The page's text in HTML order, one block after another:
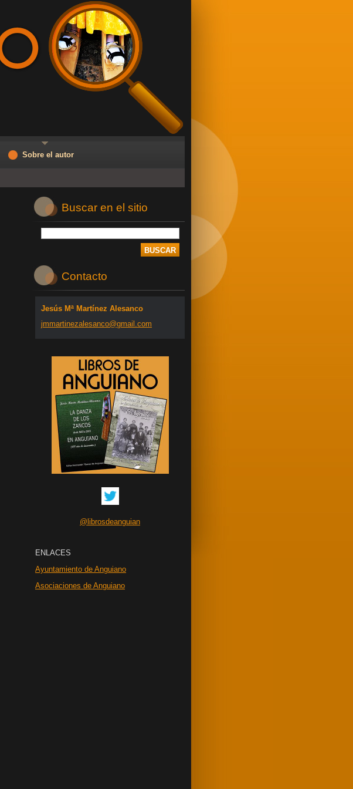
Buscar en el sitio
Contacto
Jesús Mª Martínez Alesanco
jmmartinezalesanco@gmail .com
@ librosdeanguian
ENLACES
Ayuntamiento de Anguiano
Asociaciones de Anguiano
Sobre el autor